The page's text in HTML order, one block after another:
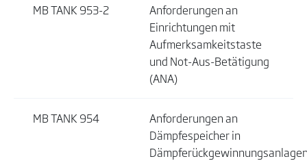
MB TANK 953-2
Anforderungen an
Einrichtungen mit
Aufmerksamkeitstaste
und Not-Aus-Betätigung
(ANA)
MB TANK 954
Anforderungen an
Dämpfespeicher in